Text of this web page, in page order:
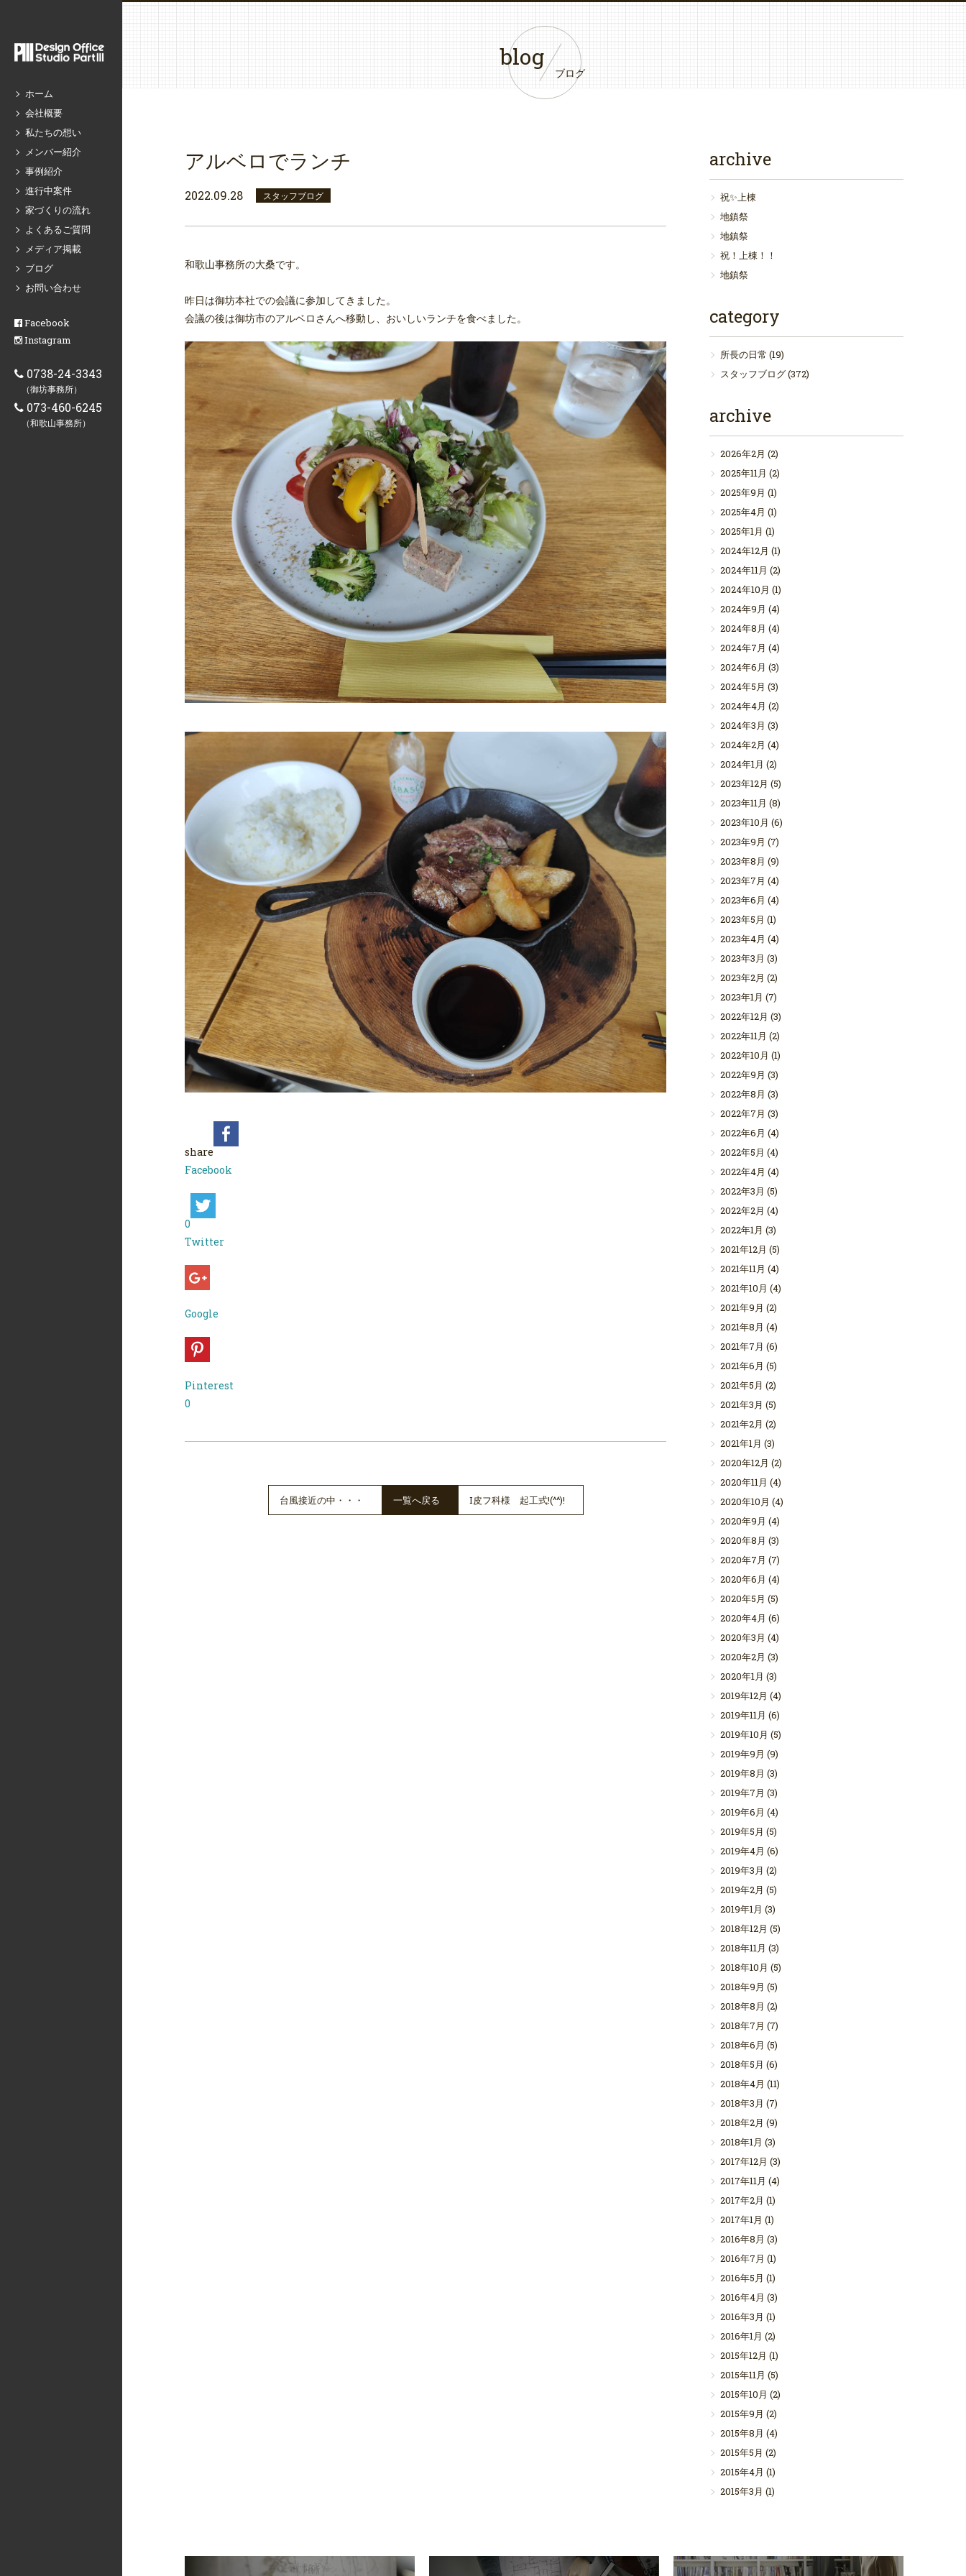
ホーム
会社概要
私たちの想い
メンバー紹介
事例紹介
進行中案件
家づくりの流れ
よくあるご質問
メディア掲載
ブログ
お問い合わせ
Facebook
Instagram
0738-24-3343
（御坊事務所）
073-460-6245
（和歌山事務所）
ブログ
blog
アルベロでランチ
2022.09.28 スタッフブログ
和歌山事務所の大桑です。
昨日は御坊本社での会議に参加してきました。
会議の後は御坊市のアルベロさんへ移動し、おいしいランチを食べました。
share
Facebook
0
Twitter
Google
Pinterest
0
台風接近の中・・・ 一覧へ戻る I皮フ科様 起工式!(^^)!
archive
祝✨上棟
地鎮祭
地鎮祭
祝！上棟！！
地鎮祭
category
所長の日常 (19)
スタッフブログ(372)
archive
2026年2月 (2)
2025年11月 (2)
2025年9月 (1)
2025年4月 (1)
2025年1月 (1)
2024年12月 (1)
2024年11月 (2)
2024年10月 (1)
2024年9月 (4)
2024年8月 (4)
2024年7月 (4)
2024年6月 (3)
2024年5月 (3)
2024年4月 (2)
2024年3月 (3)
2024年2月 (4)
2024年1月 (2)
2023年12月 (5)
2023年11月 (8)
2023年10月 (6)
2023年9月 (7)
2023年8月 (9)
2023年7月 (4)
2023年6月 (4)
2023年5月 (1)
2023年4月 (4)
2023年3月 (3)
2023年2月 (2)
2023年1月 (7)
2022年12月 (3)
2022年11月 (2)
2022年10月 (1)
2022年9月 (3)
2022年8月 (3)
2022年7月 (3)
2022年6月 (4)
2022年5月 (4)
2022年4月 (4)
2022年3月 (5)
2022年2月 (4)
2022年1月 (3)
2021年12月 (5)
2021年11月 (4)
2021年10月 (4)
2021年9月 (2)
2021年8月 (4)
2021年7月 (6)
2021年6月 (5)
2021年5月 (2)
2021年3月 (5)
2021年2月 (2)
2021年1月 (3)
2020年12月 (2)
2020年11月 (4)
2020年10月 (4)
2020年9月 (4)
2020年8月 (3)
2020年7月 (7)
2020年6月 (4)
2020年5月 (5)
2020年4月 (6)
2020年3月 (4)
2020年2月 (3)
2020年1月 (3)
2019年12月 (4)
2019年11月 (6)
2019年10月 (5)
2019年9月 (9)
2019年8月 (3)
2019年7月 (3)
2019年6月 (4)
2019年5月 (5)
2019年4月 (6)
2019年3月 (2)
2019年2月 (5)
2019年1月 (3)
2018年12月 (5)
2018年11月 (3)
2018年10月 (5)
2018年9月 (5)
2018年8月 (2)
2018年7月 (7)
2018年6月 (5)
2018年5月 (6)
2018年4月 (11)
2018年3月 (7)
2018年2月 (9)
2018年1月 (3)
2017年12月 (3)
2017年11月 (4)
2017年2月 (1)
2017年1月 (1)
2016年8月 (3)
2016年7月 (1)
2016年5月 (1)
2016年4月 (3)
2016年3月 (1)
2016年1月 (2)
2015年12月 (1)
2015年11月 (5)
2015年10月 (2)
2015年9月 (2)
2015年8月 (4)
2015年5月 (2)
2015年4月 (1)
2015年3月 (1)